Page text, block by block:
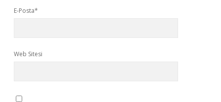
E-Posta*
Web Sitesi